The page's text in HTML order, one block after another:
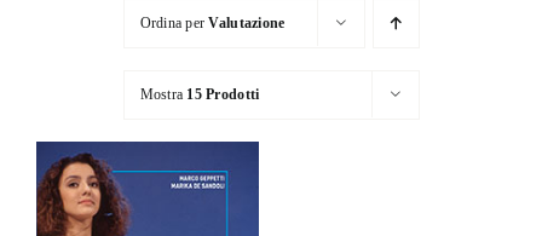
Chi siamo
Le Collane
Catalogo
Ordina perValutazione
Mostra 15 Prodotti